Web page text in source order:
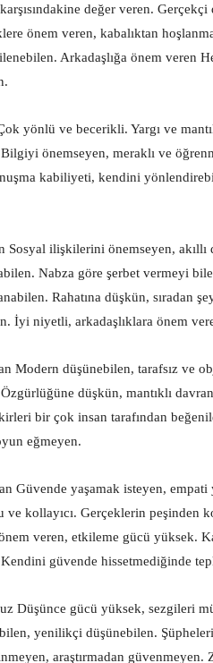
değer veren.
önem veren, kabalıktan
Arkadaşlığa önem veren
yönlü ve becerikli. Yargı ve
önemseyen, meraklı ve
kabiliyeti, kendini
Sosyal ilişkilerini önemseyen, akıllı
Nabza göre şerbet vermeyi
Rahatına düşkün, sıradan
İyi niyetli, arkadaşlıklara önem
Modern düşünebilen, tarafsız ve
düşkün, mantıklı
bir çok insan tarafından
eğmeyen.
Güvende yaşamak isteyen,
ve kollayıcı. Gerçeklerin peşinden
veren, etkileme gücü yüksek.
güvende hissetmediğinde
Düşünce gücü yüksek, sezgileri
yenilikçi düşünebilen.
araştırmadan